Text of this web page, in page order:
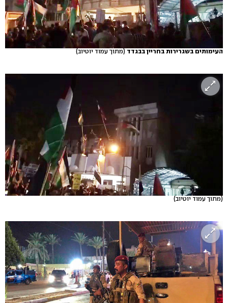
העימותים בשגרירות בחריין בבגדד(מתוך עמוד יוטיוב)
(מתוך עמוד יוטיוב)